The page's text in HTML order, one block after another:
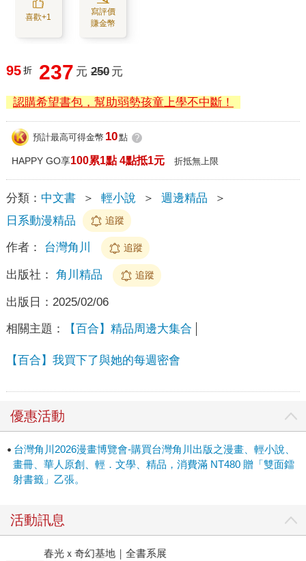
喜歡+1
寫評價
賺金幣
95 折 237 元 250 元
認購希望書包，幫助弱勢孩童上學不中斷！
預計最高可得金幣 10點 ?
HAPPY GO享100累1點 4點抵1元 折抵無上限
分類： 中文書 ＞ 輕小說 ＞ 週邊精品
＞
日系動漫精品
追蹤
作者： 台灣角川 追蹤
出版社： 角川精品 追蹤
出版日： 2025/02/06
相關主題： 【百合】精品周邊大集合
【百合】我買下了與她的每週密會
優惠活動
台灣角川2026漫畫博覽會-購買台灣角川出版之漫畫、輕小說、
畫冊、華人原創、輕．文學、精品，消費滿 NT480 贈「雙面鐳
射書籤」乙張。
活動訊息
春光ｘ奇幻基地｜全書系展